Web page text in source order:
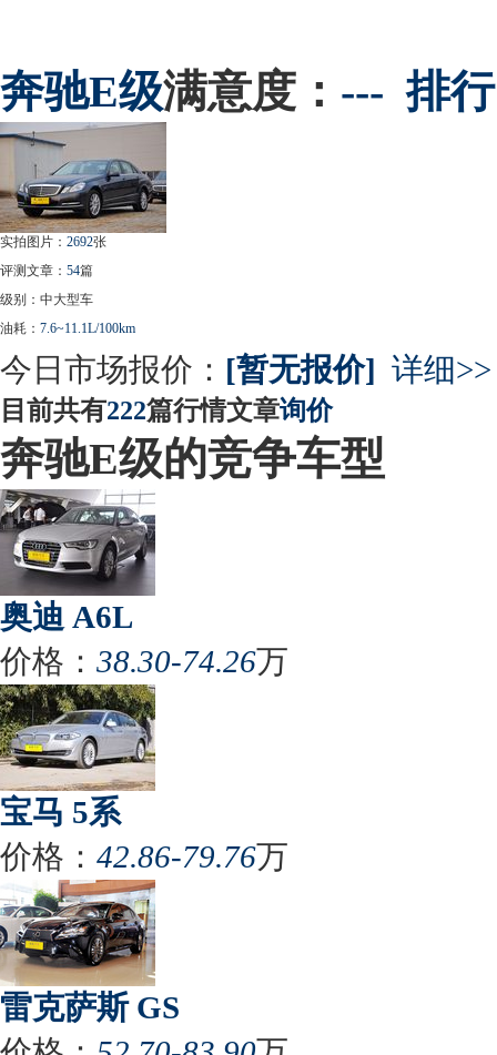
奔驰E级满意度： --- 排行
实拍图片： 2692张
评测文章： 54篇
级别：中大型车
油耗： 7.6~11.1L/100km
今日市场报价： [暂无报价] 详细>>
目前共有222篇行情文章询价
奔驰E级的竞争车型
奥迪 A6L
价格： 38.30-74.26万
宝马 5系
价格： 42.86-79.76万
雷克萨斯 GS